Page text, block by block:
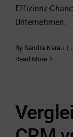
Effizienz-
Unternehmen.
By Sandra Karau |
Read More